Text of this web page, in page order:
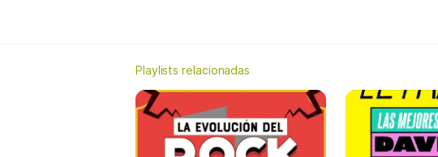
Playlists relacionadas